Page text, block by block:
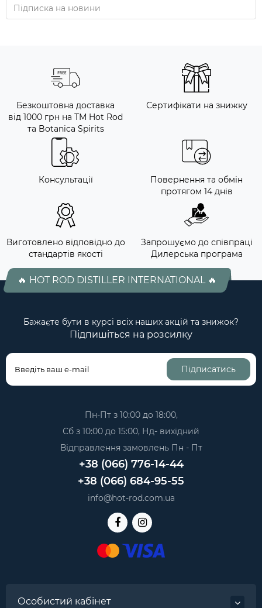
Підписка на новини
Безкоштовна доставка
від 1000 грн на ТМ Hot Rod
та Botanica Spirits
Сертифікати на знижку
Консультації
Повернення та обмін
протягом 14 днів
Виготовлено відповідно до
стандартів якості
Запрошуємо до співпраці
Дилерська програма
🔥 HOT ROD DISTILLER INTERNATIONAL 🔥
Бажаєте бути в курсі всіх наших акцій та знижок?
Підпишіться на розсилку
Підписатись
Пн-Пт з 10:00 до 18:00,
Сб з 10:00 до 15:00, Нд- вихідний
Відправлення замовлень Пн - Пт
+38 (066) 776-14-44
+38 (066) 684-95-55
info@hot-rod.com.ua
Особистий кабінет